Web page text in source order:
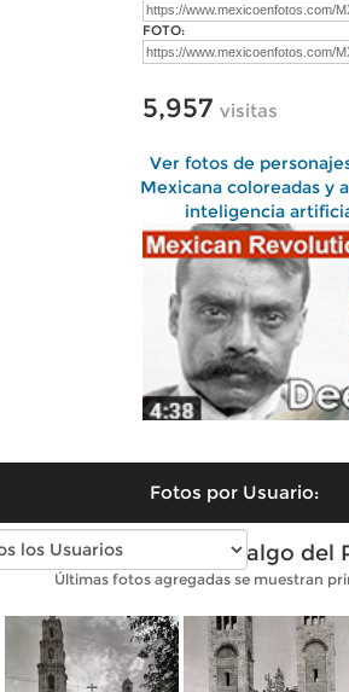
FOTO:
5,957 visitas
Ver fotos de
Mexicana coloreadas y
inteligencia
Fotos por Usuario:
Fotos antiguas de Hidalgo del
Últimas fotos agregadas se muestran